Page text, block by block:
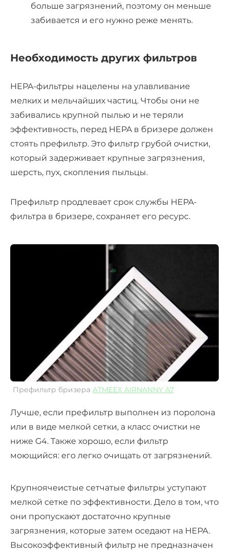
больше загрязнений, поэтому он меньше
забивается и его нужно реже менять.
Необходимость других фильтров
HEPA-фильтры нацелены на улавливание
мелких и мельчайших частиц. Чтобы они не
забивались крупной пылью и не теряли
эффективность, перед HEPA в бризере должен
стоять префильтр. Это фильтр грубой очистки,
который задерживает крупные загрязнения,
шерсть, пух, скопления пыльцы.
Префильтр продлевает срок службы HEPA-
фильтра в бризере, сохраняет его ресурс.
Префильтр бризера ATMEEX AIRNANNY A7
Лучше, если префильтр выполнен из поролона
или в виде мелкой сетки, а класс очистки не
ниже G4. Также хорошо, если фильтр
моющийся: его легко очищать от загрязнений.
Крупноячеистые сетчатые фильтры уступают
мелкой сетке по эффективности. Дело в том, что
они пропускают достаточно крупные
загрязнения, которые затем оседают на HEPA.
Высокоэффективный фильтр не предназначен